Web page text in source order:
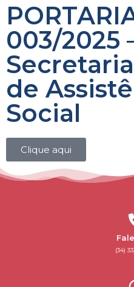
003/2025
de
Social
Clique aqui
(34)